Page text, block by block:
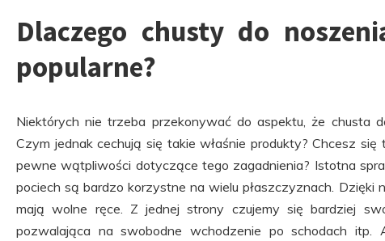
Dlaczego chusty do
popularne?
Niektórych nie trzeba przekonywać do aspektu, że chusta
Czym jednak cechują się takie właśnie produkty? Chcesz
pewne wątpliwości dotyczące tego zagadnienia? Istotna
pociech są bardzo korzystne na wielu płaszczyznach. Dzięki
mają wolne ręce. Z jednej strony czujemy się bardziej
pozwalająca na swobodne wchodzenie po schodach